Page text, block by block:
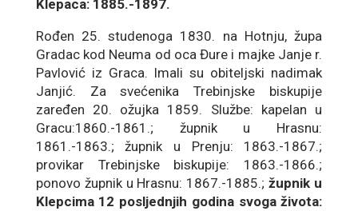
Klepaca: 1885.-1897.
Rođen 25. studenoga 1830. na Hotnju, župa
Gradac kod Neuma od oca Đure i majke Janje r.
Pavlović iz Graca. Imali su obiteljski nadimak
Janjić. Za svećenika Trebinjske biskupije
zaređen 20. ožujka 1859. Službe: kapelan u
Gracu:1860.-1861.; župnik u Hrasnu:
1861.-1863.; župnik u Prenju: 1863.-1867.;
provikar Trebinjske biskupije: 1863.-1866.;
ponovo župnik u Hrasnu: 1867.-1885.;župnik u
Klepcima 12 posljednjih godina svoga života: